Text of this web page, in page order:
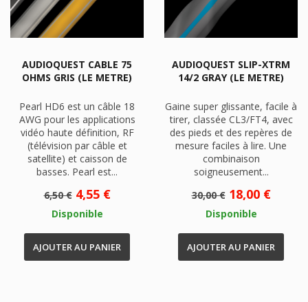
AUDIOQUEST CABLE 75
OHMS GRIS (LE METRE)
Pearl HD6 est un câble 18
AWG pour les applications
vidéo haute définition, RF
(télévision par câble et
satellite) et caisson de
basses. Pearl est...
Prix
de
base
6,50 € Prix
4,55 €
Disponible
AJOUTER AU PANIER
AUDIOQUEST SLIP-XTRM
14/2 GRAY (LE METRE)
Gaine super glissante, facile à
tirer, classée CL3/FT4, avec
des pieds et des repères de
mesure faciles à lire. Une
combinaison
soigneusement...
Prix
de
base
30,00 € Prix
18,00 €
Disponible
AJOUTER AU PANIER